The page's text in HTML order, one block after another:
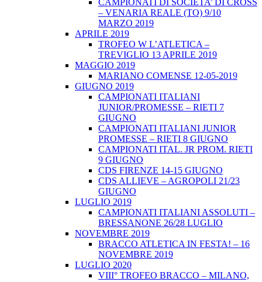
CAMPIONATI DI SOCIETA’ DI CROSS
– VENARIA REALE (TO) 9/10
MARZO 2019
APRILE 2019
TROFEO W L’ATLETICA –
TREVIGLIO 13 APRILE 2019
MAGGIO 2019
MARIANO COMENSE 12-05-2019
GIUGNO 2019
CAMPIONATI ITALIANI
JUNIOR/PROMESSE – RIETI 7
GIUGNO
CAMPIONATI ITALIANI JUNIOR
PROMESSE – RIETI 8 GIUGNO
CAMPIONATI ITAL. JR PROM. RIETI
9 GIUGNO
CDS FIRENZE 14-15 GIUGNO
CDS ALLIEVE – AGROPOLI 21/23
GIUGNO
LUGLIO 2019
CAMPIONATI ITALIANI ASSOLUTI –
BRESSANONE 26/28 LUGLIO
NOVEMBRE 2019
BRACCO ATLETICA IN FESTA! – 16
NOVEMBRE 2019
LUGLIO 2020
VIII° TROFEO BRACCO – MILANO,